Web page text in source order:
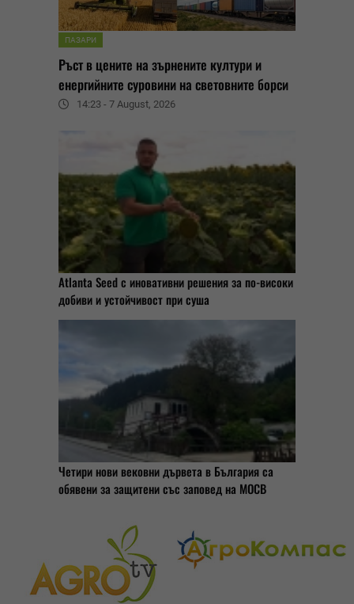
ПАЗАРИ
Ръст в цените на зърнените култури и
енергийните суровини на световните борси
14:23 - 7 August, 2026
Atlanta Seed с иновативни решения за по-високи
добиви и устойчивост при суша
Четири нови вековни дървета в България са
обявени за защитени със заповед на МОСВ